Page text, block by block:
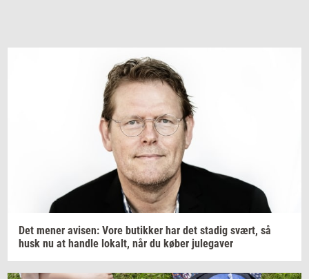
Det mener avi­sen: Vore bu­tik­ker har det sta­dig svært, så
husk nu at hand­le lo­kalt, når du køber ju­le­ga­ver